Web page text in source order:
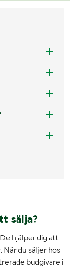
sälja?
hjälper dig att
När du säljer hos
budgivare i